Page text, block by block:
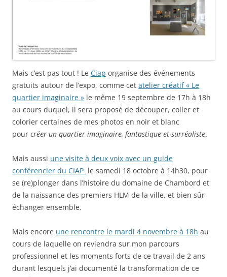
Mais c’est pas tout ! Le Ciap organise des événements
gratuits autour de l’expo, comme cet atelier créatif « Le
quartier imaginaire » le même 19 septembre de 17h à 18h
au cours duquel, il sera proposé de découper, coller et
colorier certaines de mes photos en noir et blanc
pour créer un quartier imaginaire, fantastique et surréaliste.
Mais aussi une visite à deux voix avec un guide
conférencier du CIAP le samedi 18 octobre à 14h30, pour
se (re)plonger dans l’histoire du domaine de Chambord et
de la naissance des premiers HLM de la ville, et bien sûr
échanger ensemble.
Mais encore une rencontre le mardi 4 novembre à 18h au
cours de laquelle on reviendra sur mon parcours
professionnel et les moments forts de ce travail de 2 ans
durant lesquels j’ai documenté la transformation de ce